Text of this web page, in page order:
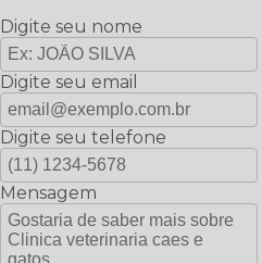
Digite seu nome
Digite seu email
Digite seu telefone
Mensagem